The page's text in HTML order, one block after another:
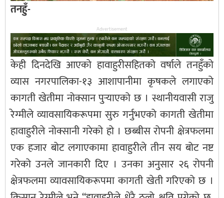
तनहुँ-
Advertisement
केही दिनदेखि आएको हावाहुरीसहितको वर्षाले तनहुँको
व्यास नगरपालिका-१३ आशापानीमा कृषकले लगाएको
कागती खेतीमा नोक्सान पुर्‍याएको छ । स्थानीयवासी राजु
रेग्मीले व्यावसायिकरूपमा सुरु गर्नुभएको कागती खेतीमा
हावाहुरीले नोक्सानी गरेको हो । छब्बीस रोपनी क्षेत्रफलमा
एक हजार बोट लगाएकामा हावाहुरीले तीन सय बोट नष्ट
गरेको उनले जानकारी दिए । उनका अनुसार २६ रोपनी
क्षेत्रफलमा व्यावसायिकरूपमा कागती खेती गरिएको छ ।